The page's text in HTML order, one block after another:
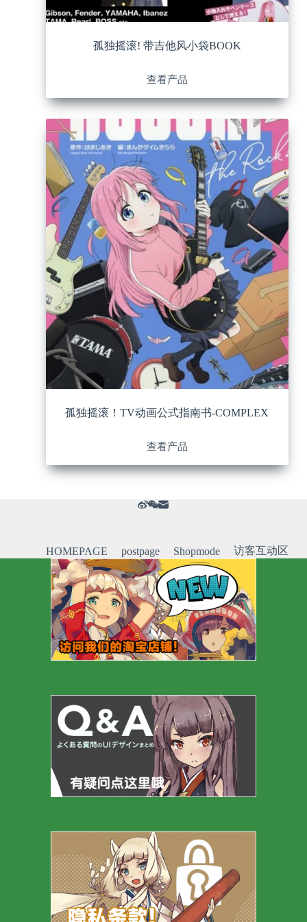
孤独摇滚! 带吉他风小袋BOOK
查看产品
孤独摇滚！TV动画公式指南书-COMPLEX
查看产品
HOMEPAGE postpage Shopmode 访客互动区